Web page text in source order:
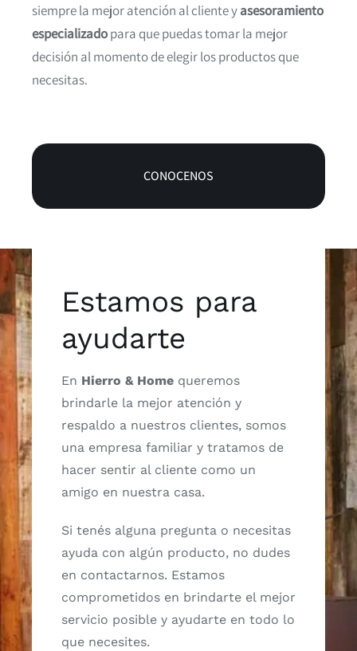
siempre la mejor atención al cliente yasesoramiento
especializadopara que puedas tomar la mejor
decisión al momento de elegir los productos que
necesitas.
CONOCENOS
Estamos para
ayudarte
En Hierro & Homequeremos
brindarle la mejor atención y
respaldo a nuestros clientes, somos
una empresa familiar y tratamos de
hacer sentir al cliente como un
amigo en nuestra casa.
Si tenés alguna pregunta o necesitas
ayuda con algún producto, no dudes
en contactarnos. Estamos
comprometidos en brindarte el mejor
servicio posible y ayudarte en todo lo
que necesites.